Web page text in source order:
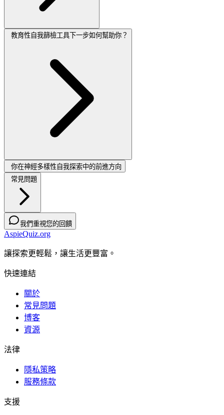
教育性自我篩檢工具下一步如何幫助你？
你在神經多樣性自我探索中的前進方向
常見問題
我們重視您的回饋
AspieQuiz.org
讓探索更輕鬆，讓生活更豐富。
快速連結
關於
常見問題
博客
資源
法律
隱私策略
服務條款
支援